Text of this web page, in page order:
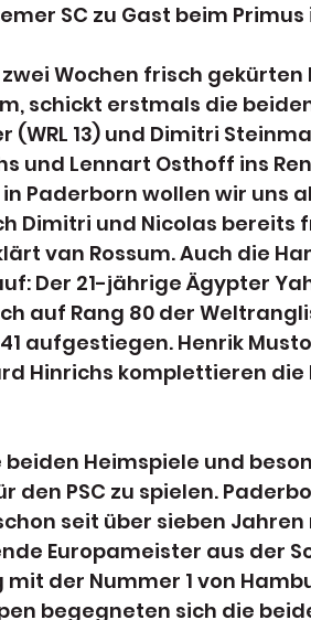
SC zu Gast beim
Wochen frisch
schickt erstmals die
13) und Dimitri
und Lennart Osthoff ins
Paderborn wollen wir uns
Dimitri und Nicolas bereits
van Rossum. Auch die
Der 21-jährige Ägypter
auf Rang 80 der
aufgestiegen. Henrik
Hinrichs komplettieren
Heimspiele und
den PSC zu spielen.
seit über sieben
Europameister aus der
der Nummer 1 von
begegneten sich die